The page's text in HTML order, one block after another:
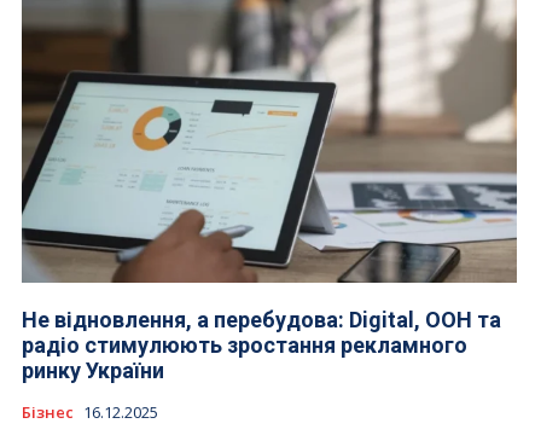
Не відновлення, а перебудова: Digital, OOH та
радіо стимулюють зростання рекламного
ринку України
Бізнес 16.12.2025